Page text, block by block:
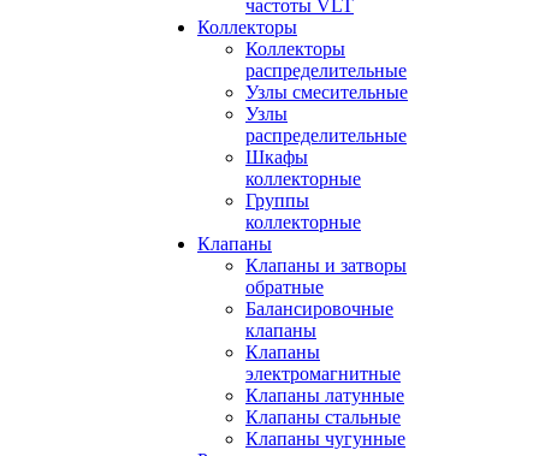
частоты VLT
Коллекторы
Коллекторы
распределительные
Узлы смесительные
Узлы
распределительные
Шкафы
коллекторные
Группы
коллекторные
Клапаны
Клапаны и затворы
обратные
Балансировочные
клапаны
Клапаны
электромагнитные
Клапаны латунные
Клапаны стальные
Клапаны чугунные